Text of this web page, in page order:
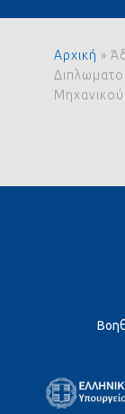
Αρχική »